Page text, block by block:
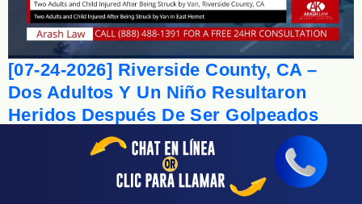
[07-24-2026] Riverside County, CA –
Dos Adultos Y Un Niño Resultaron
Heridos Después De Ser Golpeados
Por Una *Van* En East Hemet
Dos adultos y un niño resultaron heridos después de
ser golpeados por una van mientras caminaban por